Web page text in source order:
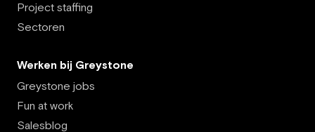
Project staffing
Sectoren
Werken bij Greystone
Greystone jobs
Fun at work
Salesblog